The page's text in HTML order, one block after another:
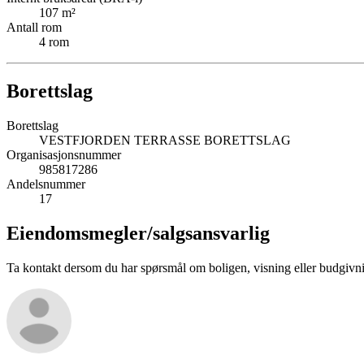
107 m²
Antall rom
4 rom
Borettslag
Borettslag
VESTFJORDEN TERRASSE BORETTSLAG
Organisasjonsnummer
985817286
Andelsnummer
17
Eiendomsmegler/salgsansvarlig
Ta kontakt dersom du har spørsmål om boligen, visning eller